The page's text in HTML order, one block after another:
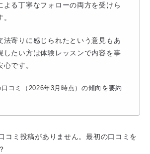
よる丁寧なフォローの両方を受けら
法寄りに感じられたという意見もあ
したい方は体験レッスンで内容を事
です。
コミ（2026年3月時点）の傾向を要約
コミ投稿がありません。最初の口コミを